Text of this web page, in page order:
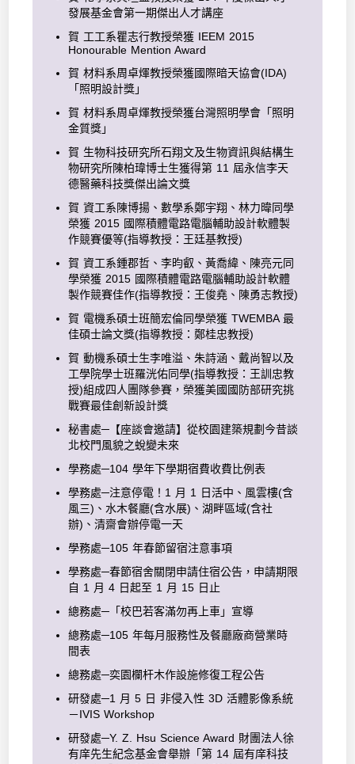
發展基金會第一期傑出人才講座
賀 工工系瞿志行教授榮獲 IEEM 2015
Honourable Mention Award
賀 材料系周卓煇教授榮獲國際暗天協會(IDA)
「照明設計獎」
賀 材料系周卓煇教授榮獲台灣照明學會「照明
金質獎」
賀 生物科技研究所石翔文及生物資訊與結構生
物研究所陳柏瑋博士生獲得第 11 屆永信李天
德醫藥科技獎傑出論文獎
賀 資工系陳博揚、數學系鄭宇翔、林力暐同學
榮獲 2015 國際積體電路電腦輔助設計軟體製
作競賽優等(指導教授：王廷基教授)
賀 資工系鍾郡哲、李昀叡、黃喬緯、陳亮元同
學榮獲 2015 國際積體電路電腦輔助設計軟體
製作競賽佳作(指導教授：王俊堯、陳勇志教授)
賀 電機系碩士班簡宏倫同學榮獲 TWEMBA 最
佳碩士論文獎(指導教授：鄭桂忠教授)
賀 動機系碩士生李唯溢、朱詩涵、戴尚智以及
工學院學士班羅洸佑同學(指導教授：王訓忠教
授)組成四人團隊參賽，榮獲美國國防部研究挑
戰賽最佳創新設計獎
秘書處─【座談會邀請】從校園建築規劃今昔談
北校門風貌之蛻變未來
學務處─104 學年下學期宿費收費比例表
學務處─注意停電！1 月 1 日活中、風雲樓(含
風三)、水木餐廳(含水展)、湖畔區域(含社
辦)、清齋會辦停電一天
學務處─105 年春節留宿注意事項
學務處─春節宿舍關閉申請住宿公告，申請期限
自 1 月 4 日起至 1 月 15 日止
總務處─「校巴若客滿勿再上車」宣導
總務處─105 年每月服務性及餐廳廠商營業時
間表
總務處─奕園欄杆木作設施修復工程公告
研發處─1 月 5 日 非侵入性 3D 活體影像系統
－IVIS Workshop
研發處─Y. Z. Hsu Science Award 財團法人徐
有庠先生紀念基金會舉辦「第 14 屆有庠科技